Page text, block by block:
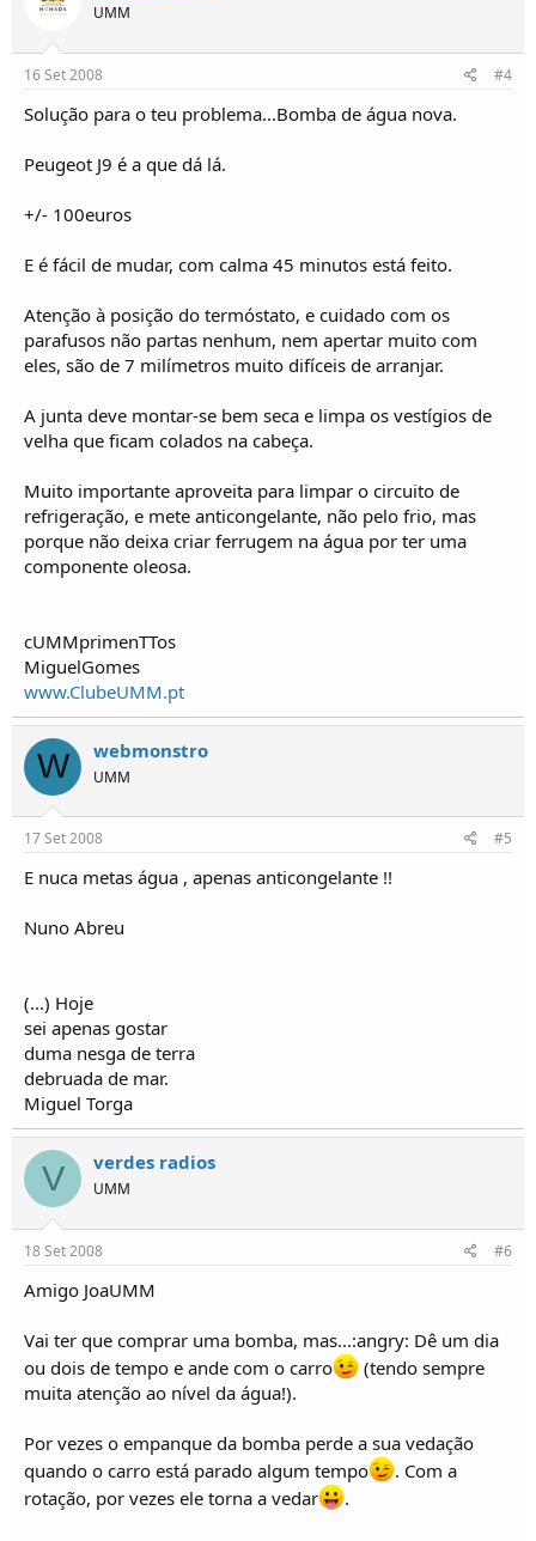
UMM
16 Set 2008 #4
Solução para o teu problema...Bomba de água nova.
Peugeot J9 é a que dá lá.
+/- 100euros
E é fácil de mudar, com calma 45 minutos está feito.
Atenção à posição do termóstato, e cuidado com os
parafusos não partas nenhum, nem apertar muito com
eles, são de 7 milímetros muito difíceis de arranjar.
A junta deve montar-se bem seca e limpa os vestígios de
velha que ficam colados na cabeça.
Muito importante aproveita para limpar o circuito de
refrigeração, e mete anticongelante, não pelo frio, mas
porque não deixa criar ferrugem na água por ter uma
componente oleosa.
cUMMprimenTTos
MiguelGomes
www.ClubeUMM.pt
W webmonstro
UMM
17 Set 2008 #5
E nuca metas água , apenas anticongelante !!
Nuno Abreu
(...) Hoje
sei apenas gostar
duma nesga de terra
debruada de mar.
Miguel Torga
V verdes radios
UMM
18 Set 2008 #6
Amigo JoaUMM
Vai ter que comprar uma bomba, mas...:angry: Dê um dia
ou dois de tempo e ande com o carro
(tendo sempre
muita atenção ao nível da água!).
Por vezes o empanque da bomba perde a sua vedação
quando o carro está parado algum tempo
. Com a
rotação, por vezes ele torna a vedar
.